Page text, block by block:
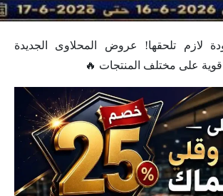
لازم تلحقها! عروض المحلاوى الجديدة
على مختلف المنتجات 🔥